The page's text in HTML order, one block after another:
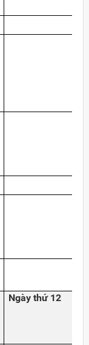
Ngày thứ 12